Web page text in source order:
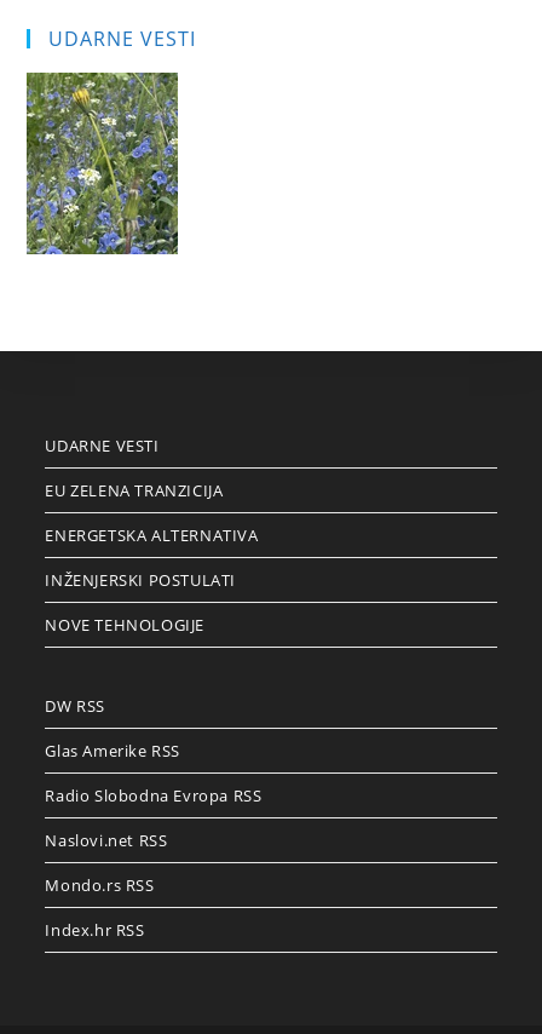
UDARNE VESTI
UDARNE VESTI
EU ZELENA TRANZICIJA
ENERGETSKA ALTERNATIVA
INŽENJERSKI POSTULATI
NOVE TEHNOLOGIJE
DW RSS
Glas Amerike RSS
Radio Slobodna Evropa RSS
Naslovi.net RSS
Mondo.rs RSS
Index.hr RSS